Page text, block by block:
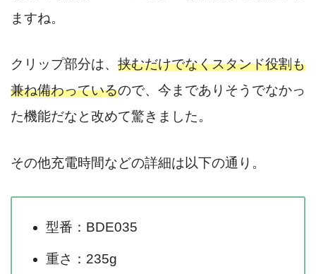
ますね。
クリップ部分は、 挟むだけでなくスタンド役割も
兼ね備わっているので、今までありそうでなかっ
た機能だなと改めて驚きました。
その他充電時間などの詳細は以下の通り。
型番：BDE035
重さ：235g